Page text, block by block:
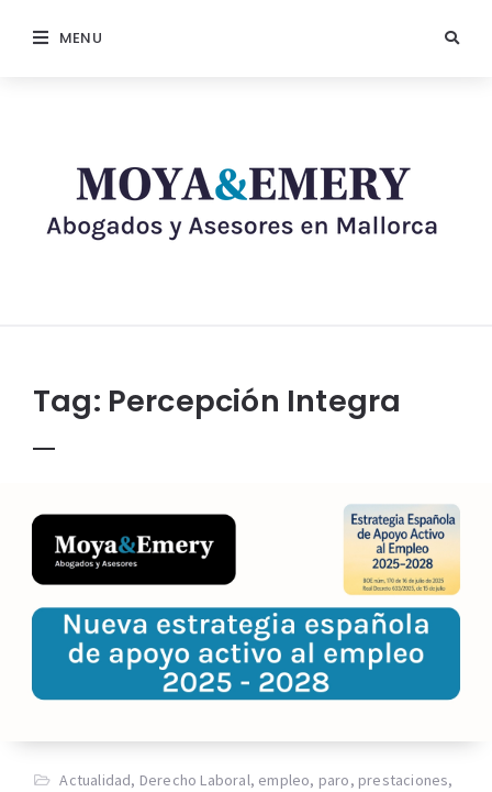
MENU
Tag: Percepción Integra
Actualidad, Derecho Laboral, empleo, paro, prestaciones,